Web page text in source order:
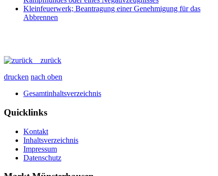
Kleinfeuerwerk; Beantragung einer Genehmigung für das
Abbrennen
zurück
drucken nach oben
Gesamtinhaltsverzeichnis
Quicklinks
Kontakt
Inhaltsverzeichnis
Impressum
Datenschutz